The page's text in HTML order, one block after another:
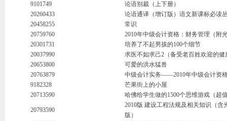
9101749
论语别裁（上下册）
20260433
论语通译（增订版）语文新课标必读
20458255
常识
20759760
2010年中级会计资格：财务管理（附
20301731
培养了不起男孩的100个细节
20037990
求医不如求己2（备受老百姓欢迎的健
20653800
可爱的洪水猛兽
20763879
中级会计实务——2010年中级会计资
9182328
芒果街上的小屋
20713590
哈佛给学生做的1500个思维游戏（超
20793590
2010版 建设工程法规及相关知识（
版）